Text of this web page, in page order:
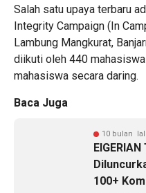
Salah satu upaya terbaru
Integrity Campaign (In
Lambung Mangkurat,
diikuti oleh 440
mahasiswa secara daring.
Baca Juga
10 bulan
100+